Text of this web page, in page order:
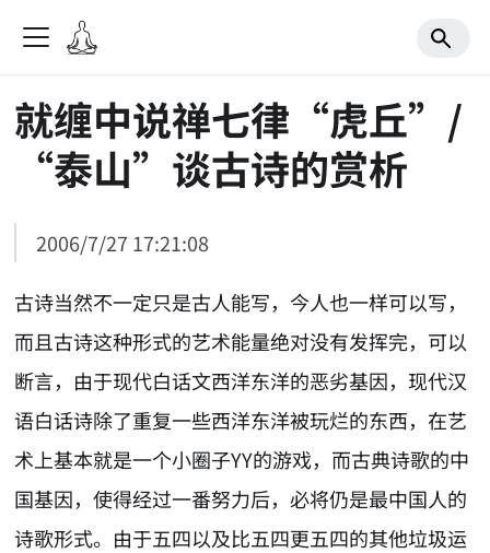
就缠中说禅七律“虎丘”/
“泰山”谈古诗的赏析
2006/7/27 17:21:08
古诗当然不一定只是古人能写，今人也一样可以写，
而且古诗这种形式的艺术能量绝对没有发挥完，可以
断言，由于现代白话文西洋东洋的恶劣基因，现代汉
语白话诗除了重复一些西洋东洋被玩烂的东西，在艺
术上基本就是一个小圈子YY的游戏，而古典诗歌的中
国基因，使得经过一番努力后，必将仍是最中国人的
诗歌形式。由于五四以及比五四更五四的其他垃圾运